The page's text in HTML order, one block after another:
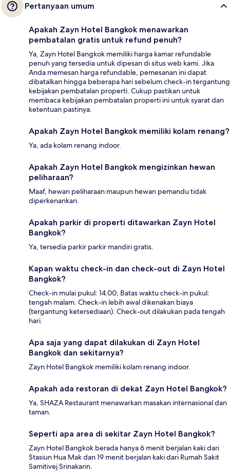
Pertanyaan umum
Apakah Zayn Hotel Bangkok menawarkan
pembatalan gratis untuk refund penuh?
Ya, Zayn Hotel Bangkok memiliki harga kamar refundable
penuh yang tersedia untuk dipesan di situs web kami. Jika
Anda memesan harga refundable, pemesanan ini dapat
dibatalkan hingga beberapa hari sebelum check-in tergantung
kebijakan pembatalan properti. Cukup pastikan untuk
membaca kebijakan pembatalan properti ini untuk syarat dan
ketentuan pastinya.
Apakah Zayn Hotel Bangkok memiliki kolam renang?
Ya, ada kolam renang indoor.
Apakah Zayn Hotel Bangkok mengizinkan hewan
peliharaan?
Maaf, hewan peliharaan maupun hewan pemandu tidak
diperkenankan.
Apakah parkir di properti ditawarkan Zayn Hotel
Bangkok?
Ya, tersedia parkir parkir mandiri gratis.
Kapan waktu check-in dan check-out di Zayn Hotel
Bangkok?
Check-in mulai pukul: 14.00; Batas waktu check-in pukul:
tengah malam. Check-in lebih awal dikenakan biaya
(tergantung ketersediaan). Check-out dilakukan pada tengah
hari.
Apa saja yang dapat dilakukan di Zayn Hotel
Bangkok dan sekitarnya?
Zayn Hotel Bangkok memiliki kolam renang indoor.
Apakah ada restoran di dekat Zayn Hotel Bangkok?
Ya, SHAZA Restaurant menawarkan masakan internasional dan
taman.
Seperti apa area di sekitar Zayn Hotel Bangkok?
Zayn Hotel Bangkok berada hanya 6 menit berjalan kaki dari
Stasiun Hua Mak dan 19 menit berjalan kaki dari Rumah Sakit
Samitivej Srinakarin.